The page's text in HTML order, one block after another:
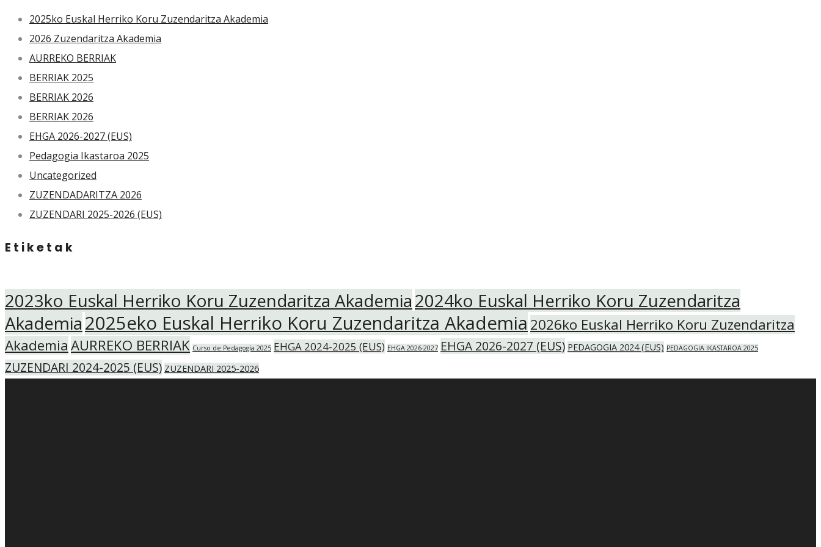
2025ko Euskal Herriko Koru Zuzendaritza Akademia
2026 Zuzendaritza Akademia
AURREKO BERRIAK
BERRIAK 2025
BERRIAK 2026
BERRIAK 2026
EHGA 2026-2027 (EUS)
Pedagogia Ikastaroa 2025
Uncategorized
ZUZENDADARITZA 2026
ZUZENDARI 2025-2026 (EUS)
Etiketak
2023ko Euskal Herriko Koru Zuzendaritza Akademia2024ko Euskal Herriko Koru Zuzendaritza
Akademia2025eko Euskal Herriko Koru Zuzendaritza Akademia 2026ko Euskal Herriko Koru Zuzendaritza
AkademiaAURREKO BERRIAK Curso de Pedagogía 2025 EHGA 2024-2025 (EUS) EHGA 2026-2027 EHGA 2026-2027 (EUS) PEDAGOGIA 2024 (EUS) PEDAGOGIA IKASTAROA 2025
ZUZENDARI 2024-2025 (EUS) ZUZENDARI 2025-2026